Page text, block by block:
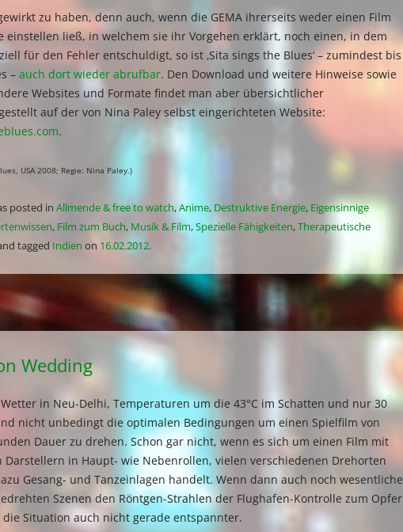
zu haben, denn auch, wenn die GEMA ihrerseits weder einen Film
einstellen ließ, in welchem sie ihr Vorgehen erklärt, noch einen, in dem
für den Fehler entschuldigt, so ist ‚Sita sings the Blues‘ – zumindest bis
– auch dort wieder abrufbar. Den Download und weitere Hinweise sowie
Websites und Formate findet man aber übersichtlicher
auf der von Nina Paley selbst eingerichteten Website:
.
USA 2008; Regie: Nina Paley.)
posted in Allmende & free to watch,Anime, Destruktive Energie, Eigensinnige
, Film zum Buch, Musik & Film,Spezielle Fähigkeiten,Therapeutische
tagged Indien on 16.02.2012.
Wedding
in Neu-Delhi, Temperaturen um die 43°C im Schatten und nur 30
nicht unbedingt die optimalen Bedingungen um einen Spielfilm von
Dauer zu drehen. Schon gar nicht, wenn es sich um einen Film mit
Darstellern in Haupt- wie Nebenrollen, vielen verschiedenen Drehorten
Gesang- und Tanzeinlagen handelt. Wenn dann auch noch wesentliche
Szenen den Röntgen-Strahlen der Flughafen-Kontrolle zum Opfer
Situation auch nicht gerade entspannter.